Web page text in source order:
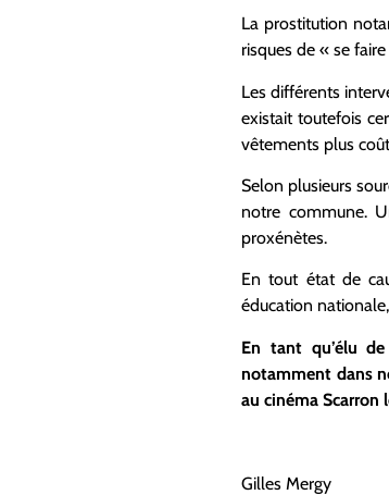
La prostitution
risques de « se
Les différents
existait toutefois
vêtements plus
Selon plusieurs
notre commune.
proxénètes.
En tout état de
éducation
En tant qu’élu
notamment dans
au cinéma
Gilles Mergy